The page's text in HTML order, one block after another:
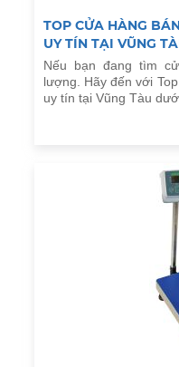
TOP CỬA HÀNG
UY TÍN TẠI VŨNG
Nếu bạn đang tìm
lượng. Hãy đến với
uy tín tại Vũng Tàu